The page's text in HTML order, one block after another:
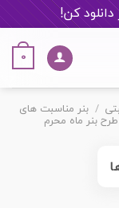
کن!
0
/ بنر مناسبت های
طرح بنر ماه محرم